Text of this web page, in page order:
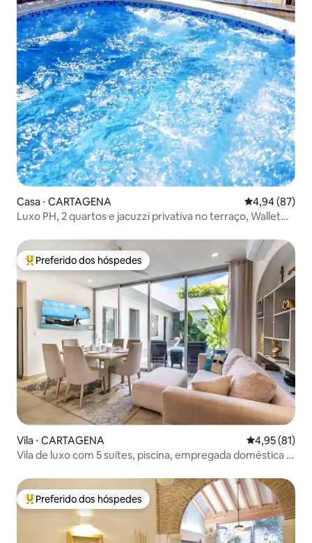
Casa ⋅ CARTAGENA 4,94 de uma
4,94 (87)
Luxo PH, 2 quartos e jacuzzi privativa no terraço, Wallet
Entre os melhores preferidos dos hóspedes
Preferido dos hóspedes
Vila ⋅ CARTAGENA 4,95 de uma
4,95 (81)
Vila de luxo com 5 suítes, piscina, empregada doméstica e
Entre os melhores preferidos dos hóspedes
Preferido dos hóspedes